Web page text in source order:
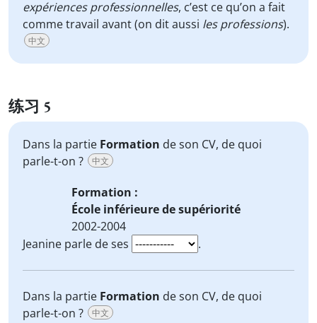
expériences professionnelles, c’est ce qu’on a fait
comme travail avant (on dit aussi les professions).
中文
练习 5
Dans la partie Formation de son CV, de quoi
parle-t-on ?
中文
Formation :
École inférieure de supériorité
2002-2004
Jeanine parle de ses
.
Dans la partie Formation de son CV, de quoi
parle-t-on ?
中文